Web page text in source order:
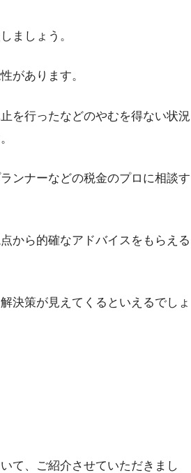
ましょう。
があります。
を行ったなどのやむを得ない状況
ンナーなどの税金のプロに相談す
から的確なアドバイスをもらえる
決策が見えてくるといえるでしょ
て、ご紹介させていただきまし